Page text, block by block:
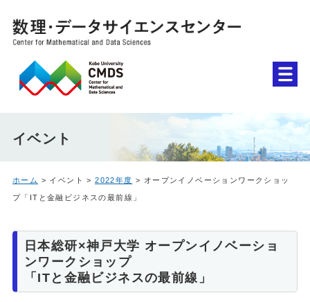
イベント
ホーム > イベント >2022年度 > オープンイノベーションワークショッ
プ「ITと金融ビジネスの最前線」
日本総研×神戸大学 オープンイノベーショ
ンワークショップ
「ITと金融ビジネスの最前線」